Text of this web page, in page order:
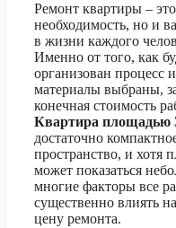
Ремонт квартиры –
необходимость, но и
в жизни каждого
Именно от того, как
организован процесс
материалы выбраны,
конечная стоимость
Квартира площадью
достаточно
пространство, и хотя
может показаться
многие факторы все
существенно влиять
цену ремонта.